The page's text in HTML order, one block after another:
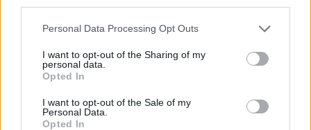
negar su consentimiento. Tenga en cuenta que algún
de su consentimiento, pero usted tiene el derecho de
rechazar tal procesamiento. Sus preferencias se aplicarán
cualquier momento entrando de nuevo en este sitio web o
visitando nuestra política de privacidad.
Personal Data Processing Opt Outs
I want to opt-out of the Sharing of my
personal data.
Opted In
I want to opt-out of the Sale of my
Personal Data.
Opted In